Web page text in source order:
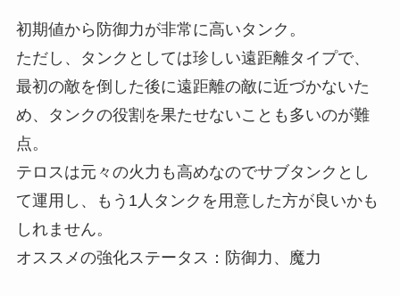
初期値から防御力が非常に高いタンク。
ただし、タンクとしては珍しい遠距離タイプで、
最初の敵を倒した後に遠距離の敵に近づかないた
め、タンクの役割を果たせないことも多いのが難
点。
テロスは元々の火力も高めなのでサブタンクとし
て運用し、もう1人タンクを用意した方が良いかも
しれません。
オススメの強化ステータス：防御力、魔力